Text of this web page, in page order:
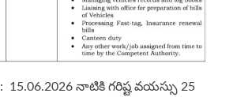
: 15.06.2026 నాటికి గరిష్ట వయస్సు 25